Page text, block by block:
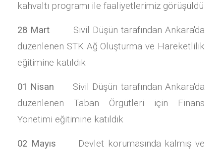
kahvaltı programı ile faaliyetlerimiz görüşüldü
28 Mart
Sivil Düşün tarafından Ankara'da
düzenlenen STK Ağ Oluşturma ve Hareketlilik
eğitimine katıldık
01 Nisan
Sivil Düşün tarafından Ankara'da
düzenlenen Taban Örgütleri için Finans
Yönetimi eğitimine katıldık
02 Mayıs
Devlet korumasında kalmış ve